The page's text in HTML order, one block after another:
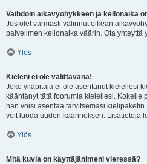
Vaihdoin aikavyöhykkeen ja kellonaika
Jos olet varmasti valinnut oikean
palvelimen kellonaika väärin. Ota
Ylös
Kieleni ei ole valittavana!
Joko ylläpitäjä ei ole asentanut kielellesi
kääntänyt tätä foorumia kielellesi. Kokeile
hän voisi asentaa tarvitsemasi
voit luoda uuden käännöksen. Lisätietoja
Ylös
Mitä kuvia on käyttäjänimeni vieressä?